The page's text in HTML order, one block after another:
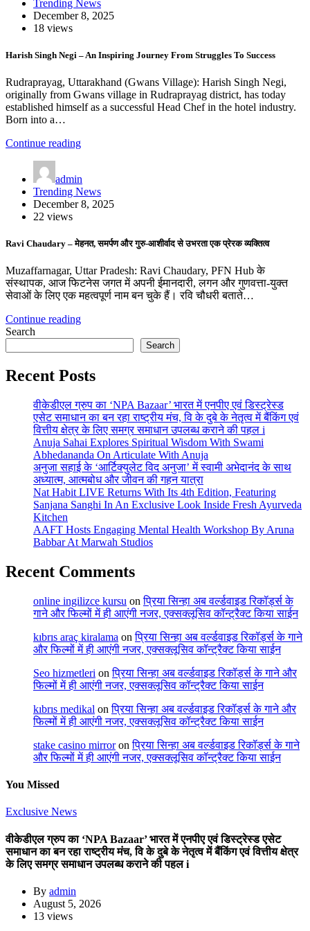
Trending News
December 8, 2025
18 views
Harish Singh Negi – An Inspiring Journey From Struggles To Success
Rudraprayag, Uttarakhand (Gwans Village): Harish Singh Negi,
originally from Gwans village in Rudraprayag district, has today
established himself as a successful Head Chef in the hotel industry.
Born into a…
Continue reading
admin
Trending News
December 8, 2025
22 views
Ravi Chaudary – मेहनत, समर्पण और गुरु-आशीर्वाद से उभरता एक प्रेरक व्यक्तित्व
Muzaffarnagar, Uttar Pradesh: Ravi Chaudary, PFN Hub के
संस्थापक, आज फिटनेस जगत में अपनी ईमानदारी, लगन और गुणवत्ता-युक्त
सेवाओं के लिए एक महत्वपूर्ण नाम बन चुके हैं। रवि चौधरी बताते…
Continue reading
Search
Search
Recent Posts
वीकेडीएल ग्रुप का ‘NPA Bazaar’ भारत में एनपीए एवं डिस्ट्रेस्ड
एसेट समाधान का बन रहा राष्ट्रीय मंच, वि के दुबे के नेतृत्व में बैंकिंग एवं
वित्तीय क्षेत्र के लिए समग्र समाधान उपलब्ध कराने की पहल i
Anuja Sahai Explores Spiritual Wisdom With Swami
Abhedananda On Articulate With Anuja
अनुजा सहाई के ‘आर्टिक्युलेट विद अनुजा’ में स्वामी अभेदानंद के साथ
अध्यात्म, आत्मबोध और जीवन की गहन यात्रा
Nat Habit LIVE Returns With Its 4th Edition, Featuring
Sanjana Sanghi In An Exclusive Look Inside Fresh Ayurveda
Kitchen
AAFT Hosts Engaging Mental Health Workshop By Aruna
Babbar At Marwah Studios
Recent Comments
online ingilizce kursu onप्रिया सिन्हा अब वर्ल्डवाइड रिकॉर्ड्स के
गाने और फिल्मों में ही आएंगी नजर, एक्सक्लूसिव कॉन्ट्रैक्ट किया साईन
kıbrıs araç kiralama onप्रिया सिन्हा अब वर्ल्डवाइड रिकॉर्ड्स के गाने
और फिल्मों में ही आएंगी नजर, एक्सक्लूसिव कॉन्ट्रैक्ट किया साईन
Seo hizmetleri onप्रिया सिन्हा अब वर्ल्डवाइड रिकॉर्ड्स के गाने और
फिल्मों में ही आएंगी नजर, एक्सक्लूसिव कॉन्ट्रैक्ट किया साईन
kıbrıs medikal onप्रिया सिन्हा अब वर्ल्डवाइड रिकॉर्ड्स के गाने और
फिल्मों में ही आएंगी नजर, एक्सक्लूसिव कॉन्ट्रैक्ट किया साईन
stake casino mirroronप्रिया सिन्हा अब वर्ल्डवाइड रिकॉर्ड्स के गाने
और फिल्मों में ही आएंगी नजर, एक्सक्लूसिव कॉन्ट्रैक्ट किया साईन
You Missed
Exclusive News
वीकेडीएल ग्रुप का ‘NPA Bazaar’ भारत में एनपीए एवं डिस्ट्रेस्ड एसेट
समाधान का बन रहा राष्ट्रीय मंच, वि के दुबे के नेतृत्व में बैंकिंग एवं वित्तीय क्षेत्र
के लिए समग्र समाधान उपलब्ध कराने की पहल i
By admin
August 5, 2026
13 views